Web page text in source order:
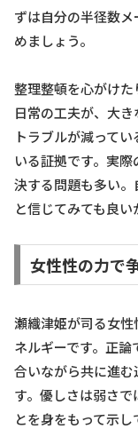
ずは自分の半径数
めましょう。
整理整頓を心がけ
日常の工夫が、大
トラブルが減って
いる証拠です。実
決する問題も多い
と信じてみても良い
女性性の力で
瀬織津姫が司る女
ネルギーです。正
合いながら共に進
す。優しさは弱さ
とを身をもって示